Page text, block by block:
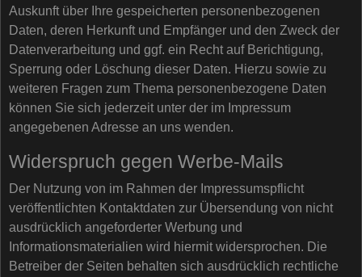
Auskunft über Ihre gespeicherten personenbezogenen
Daten, deren Herkunft und Empfänger und den Zweck der
Datenverarbeitung und ggf. ein Recht auf Berichtigung,
Sperrung oder Löschung dieser Daten. Hierzu sowie zu
weiteren Fragen zum Thema personenbezogene Daten
können Sie sich jederzeit unter der im Impressum
angegebenen Adresse an uns wenden.
Widerspruch gegen Werbe-Mails
Der Nutzung von im Rahmen der Impressumspflicht
veröffentlichten Kontaktdaten zur Übersendung von nicht
ausdrücklich angeforderter Werbung und
Informationsmaterialien wird hiermit widersprochen. Die
Betreiber der Seiten behalten sich ausdrücklich rechtliche